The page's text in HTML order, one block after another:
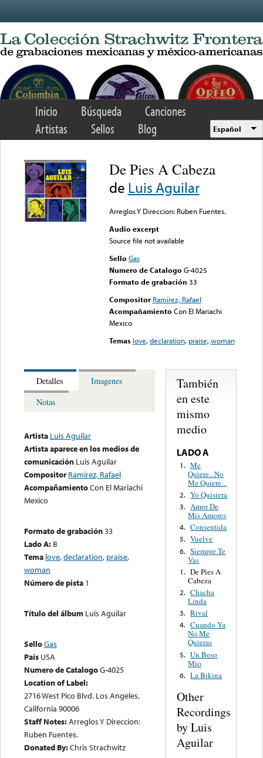
Inicio Búsqueda
Canciones
Artistas
Sellos Blog Español
De Pies A Cabeza
de Luis Aguilar
Arreglos Y Direccion: Ruben Fuentes.
Audio excerpt
Source file not available
Sello Gas
Numero de Catalogo G-4025
Formato de grabación 33
Compositor Ramírez, Rafael
Acompañamiento Con El Mariachi
Mexico
Temas love,declaration, praise,woman
Detalles
Imagenes
Notas
Artista Luis Aguilar
Artista aparece en los medios de
comunicación Luis Aguilar
Compositor Ramírez, Rafael
AcompañamientoCon El Mariachi
Mexico
Formato de grabación33
Lado A: B
Tema love,declaration, praise,
woman
Número de pista 1
Título del álbum Luis Aguilar
SelloGas
País USA
Numero de CatalogoG-4025
Location of Label:
2716 West Pico Blvd. Los Angeles,
California 90006
Staff Notes:Arreglos Y Direccion:
Ruben Fuentes.
Donated By:Chris Strachwitz
También
en este
mismo
medio
LADO A
1. Me
Quiere...No
Me Quiere...
2. Yo Quisiera
3. Amor De
Mis Amores
4. Consentida
5. Vuelve
6. Siempre Te
Vas
1. De Pies A
Cabeza
2. Chacha
Linda
3. Rival
4. Cuando Ya
No Me
Quieras
5. Un Beso
Mio
6. La Bikina
Other
Recordings
by Luis
Aguilar